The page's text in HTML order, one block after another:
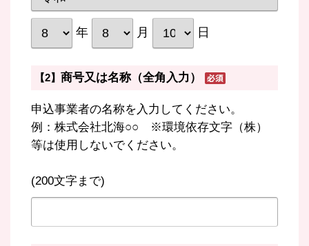
年 月 日
【2】 商号又は名称（全角入力）
申込事業者の名称を入力してください。
例：株式会社北海○○ ※環境依存文字（株）
等は使用しないでください。
(200文字まで)